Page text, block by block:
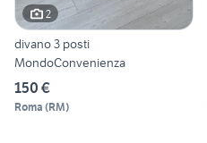
2
divano 3 posti
MondoConvenienza
150 €
Roma (RM)